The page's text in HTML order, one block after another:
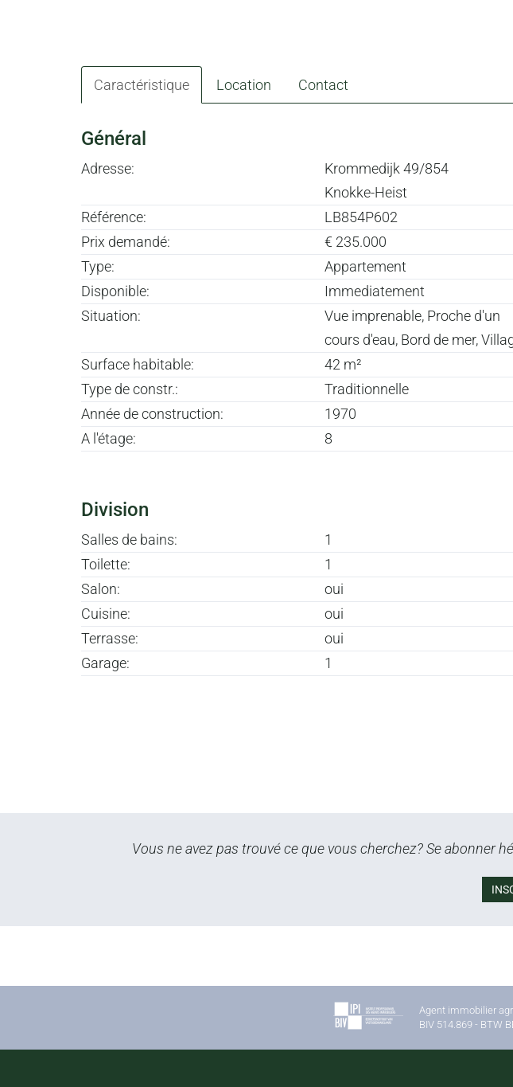
Caractéristique Location Contact
CARACTÉRISTIQUE
Général
Adresse:
Krommedijk 49/854
Knokke-Heist
Référence:
LB854P602
Prix demandé:
€ 235.000
Type:
Appartement
Disponible:
Immediatement
Situation:
Vue imprenable, Proche d'un
cours d'eau, Bord de mer,
Surface habitable:
42 m²
Type de constr.:
Traditionnelle
Année de construction:
1970
A l'étage:
8
Division
Salles de bains:
1
Toilette:
1
Salon:
oui
Cuisine:
oui
Terrasse:
oui
Garage:
1
Vous ne avez pas trouvé ce que vous cherchez? Se abonner
Agent immobilier
BIV 514.869 - BTW